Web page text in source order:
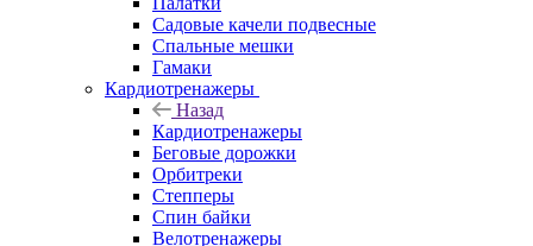
Садовые качели подвесные
Спальные мешки
Гамаки
Кардиотренажеры
Назад
Кардиотренажеры
Беговые дорожки
Орбитреки
Степперы
Спин байки
Велотренажеры